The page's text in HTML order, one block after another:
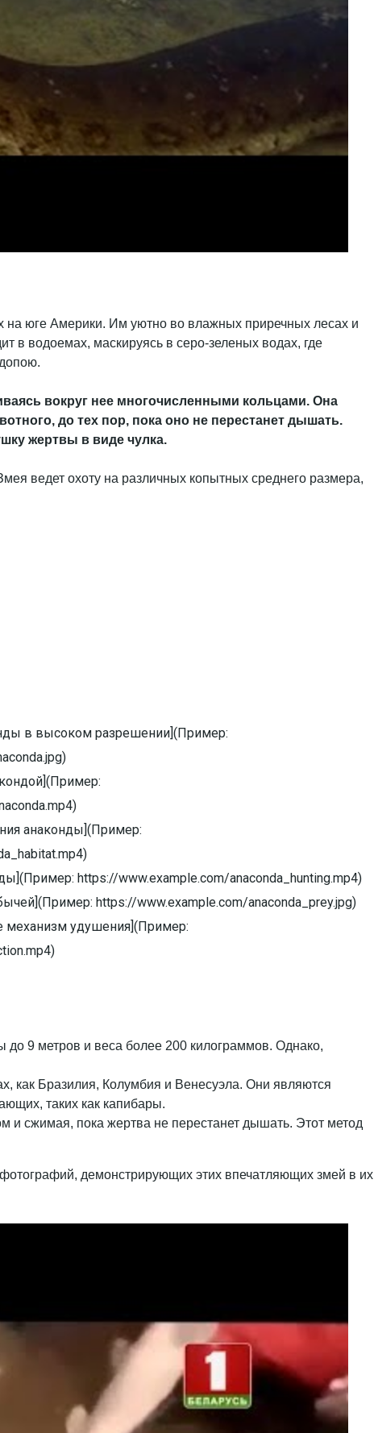
на юге Америки. Им уютно во влажных приречных лесах и
в водоемах, маскируясь в серо-зеленых водах, где
вокруг нее многочисленными кольцами. Она
до тех пор, пока оно не перестанет дышать.
жертвы в виде чулка.
ведет охоту на различных копытных среднего размера,
в высоком разрешении](Пример:
анаконды](Пример:
https://www.example.com/anaconda_hunting.mp4)
https://www.example.com/anaconda_prey.jpg)
механизм удушения](Пример:
до 9 метров и веса более 200 килограммов. Однако,
как Бразилия, Колумбия и Венесуэла. Они являются
таких как капибары.
и сжимая, пока жертва не перестанет дышать. Этот метод
демонстрирующих этих впечатляющих змей в их